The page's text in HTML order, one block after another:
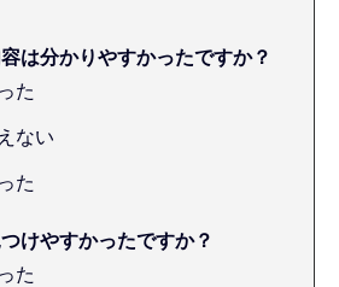
は分かりやすかったですか？
た
ない
た
けやすかったですか？
た